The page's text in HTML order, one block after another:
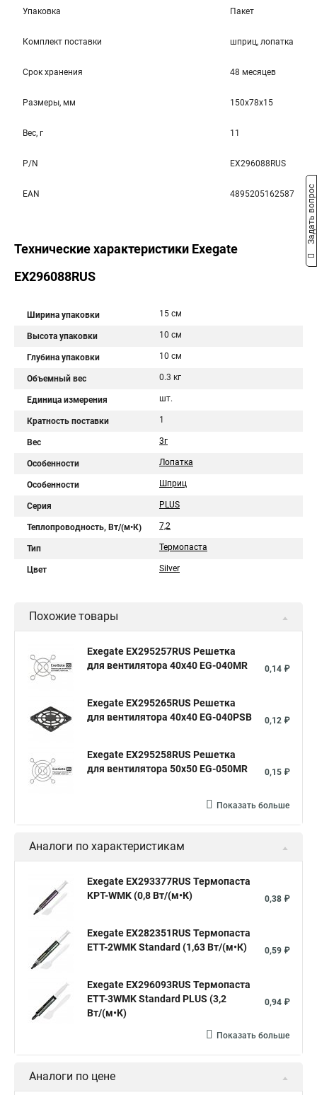
Упаковка Пакет
Комплект поставки шприц, лопатка
Срок хранения 48 месяцев
Размеры, мм 150x78x15
Вес, г 11
P/N EX296088RUS
EAN 4895205162587
Технические характеристики Exegate
EX296088RUS
Ширина упаковки 15 см
Высота упаковки 10 см
Глубина упаковки 10 см
Объемный вес 0.3 кг
Единица измерения шт.
Кратность поставки 1
Вес 3г
Особенности Лопатка
Особенности Шприц
Серия PLUS
Теплопроводность, Вт/(м•К) 7,2
Тип Термопаста
Цвет Silver
Похожие товары
Exegate EX295257RUS Решетка
для вентилятора 40x40 EG-040MR
0,14 ₽
Exegate EX295265RUS Решетка
для вентилятора 40x40 EG-040PSB
0,12 ₽
Exegate EX295258RUS Решетка
для вентилятора 50х50 EG-050MR
0,15 ₽
Показать больше
Аналоги по характеристикам
Exegate EX293377RUS Термопаста
KPT-WMK (0,8 Вт/(м•К)
0,38 ₽
Exegate EX282351RUS Термопаста
ETТ-2WMK Standard (1,63 Вт/(м•К)
0,59 ₽
Exegate EX296093RUS Термопаста
ETТ-3WMK Standard PLUS (3,2
Вт/(м•К)
0,94 ₽
Показать больше
Аналоги по цене
Задать вопрос